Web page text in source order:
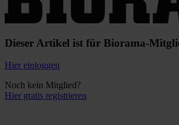
Dieser Artikel ist für Biorama-
Hier einloggen
Noch kein Mitglied?
Hier gratis registrieren